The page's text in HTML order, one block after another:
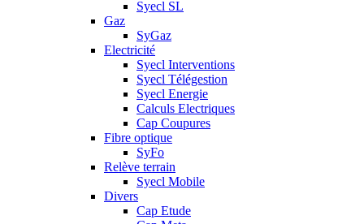
Syecl SL
Gaz
SyGaz
Electricité
Syecl Interventions
Syecl Télégestion
Syecl Energie
Calculs Electriques
Cap Coupures
Fibre optique
SyFo
Relève terrain
Syecl Mobile
Divers
Cap Etude